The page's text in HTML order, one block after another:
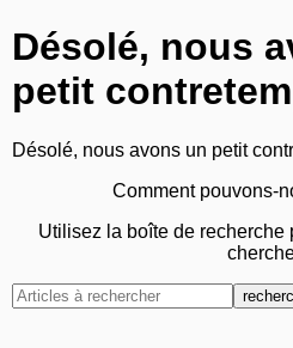
Désolé, nous
petit
Désolé, nous avons un petit
Comment pouvons-
Utilisez la boîte de recherche